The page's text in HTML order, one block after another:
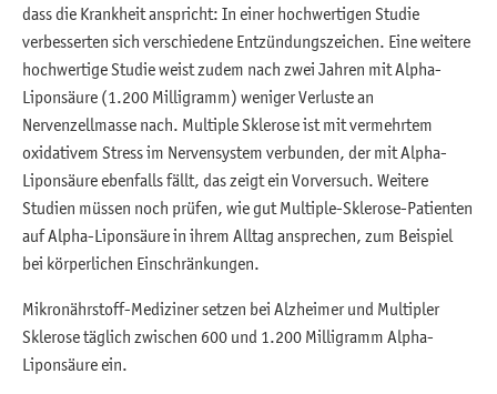
dass die Krankheit anspricht: In einer hochwertigen Studie
verbesserten sich verschiedene Entzündungszeichen. Eine weitere
hochwertige Studie weist zudem nach zwei Jahren mit Alpha-
Liponsäure (1.200 Milligramm) weniger Verluste an
Nervenzellmasse nach. Multiple Sklerose ist mit vermehrtem
oxidativem Stress im Nervensystem verbunden, der mit Alpha-
Liponsäure ebenfalls fällt, das zeigt ein Vorversuch. Weitere
Studien müssen noch prüfen, wie gut Multiple-Sklerose-Patienten
auf Alpha-Liponsäure in ihrem Alltag ansprechen, zum Beispiel
bei körperlichen Einschränkungen.
Mikronährstoff-Mediziner setzen bei Alzheimer und Multipler
Sklerose täglich zwischen 600 und 1.200 Milligramm Alpha-
Liponsäure ein.